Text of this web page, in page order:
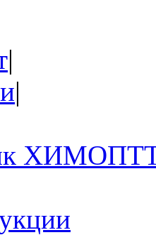
|
|